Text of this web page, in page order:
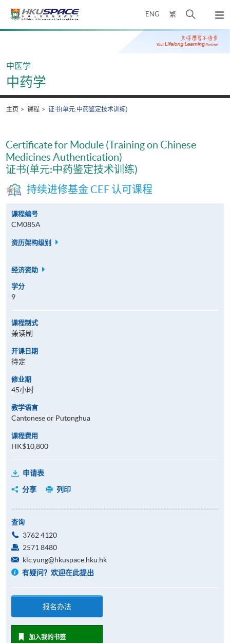
ENG 繁
开
搜
寻
弹
出
主
Main
中医学
中药学
主页 课程 证书(单元:中药鉴定技术训练)
Certificate for Module (Training on Chinese
Medicines Authentication)
证书(单元:中药鉴定技术训练)
持续进修基金 CEF 认可课程
课程编号
CM085A
资历架构级别
经济资助
学分
9
课程制式
兼读制
开课日期
待定
修业期
45小时
教学语言
Cantonese or Putonghua
课程费用
HK$10,800
申请表
分享
列印
查询
3762 4120
2571 8480
klc.yung@hkuspace.hku.hk
有疑问？欢迎在此提出
报名办法
加入我的书签